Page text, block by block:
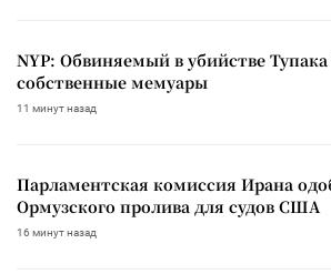
NYP: Обвиняемый в убийстве
собственные мемуары
11 минут назад
Парламентская комиссия Ирана
Ормузского пролива для судов США
16 минут назад